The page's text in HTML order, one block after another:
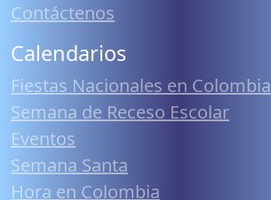
Contáctenos
Calendarios
Fiestas Nacionales en Colombia
Semana de Receso Escolar
Eventos
Semana Santa
Hora en Colombia